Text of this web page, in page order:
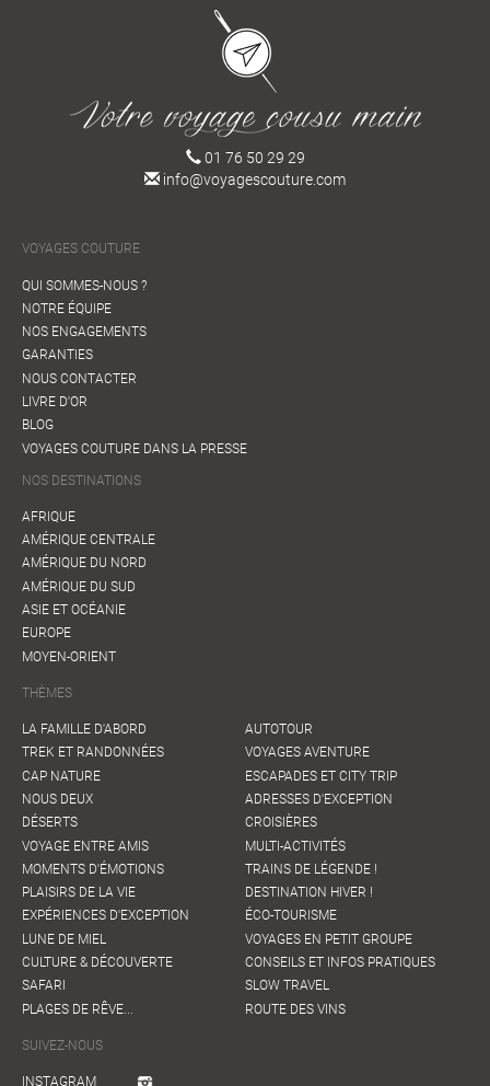
01 76 50 29 29
info@voyagescouture.com
VOYAGES COUTURE
QUI SOMMES-NOUS ?
NOTRE ÉQUIPE
NOS ENGAGEMENTS
GARANTIES
NOUS CONTACTER
LIVRE D'OR
BLOG
VOYAGES COUTURE DANS LA PRESSE
NOS DESTINATIONS
AFRIQUE
AMÉRIQUE CENTRALE
AMÉRIQUE DU NORD
AMÉRIQUE DU SUD
ASIE ET OCÉANIE
EUROPE
MOYEN-ORIENT
THÈMES
LA FAMILLE D'ABORD
TREK ET RANDONNÉES
CAP NATURE
NOUS DEUX
DÉSERTS
VOYAGE ENTRE AMIS
MOMENTS D'ÉMOTIONS
PLAISIRS DE LA VIE
EXPÉRIENCES D'EXCEPTION
LUNE DE MIEL
CULTURE & DÉCOUVERTE
SAFARI
PLAGES DE RÊVE...
AUTOTOUR
VOYAGES AVENTURE
ESCAPADES ET CITY TRIP
ADRESSES D'EXCEPTION
CROISIÈRES
MULTI-ACTIVITÉS
TRAINS DE LÉGENDE !
DESTINATION HIVER !
ÉCO-TOURISME
VOYAGES EN PETIT GROUPE
CONSEILS ET INFOS PRATIQUES
SLOW TRAVEL
ROUTE DES VINS
SUIVEZ-NOUS
INSTAGRAM